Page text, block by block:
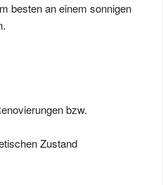
besten an einem sonnigen
bzw.
Zustand